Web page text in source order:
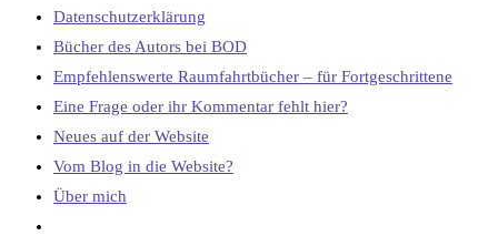
Datenschutzerklärung
Bücher des Autors bei BOD
Empfehlenswerte Raumfahrtbücher – für Fortgeschrittene
Eine Frage oder ihr Kommentar fehlt hier?
Neues auf der Website
Vom Blog in die Website?
Über mich